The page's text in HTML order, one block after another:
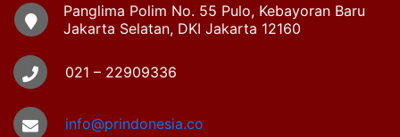
Panglima Polim No. 55 Pulo, Kebayoran Baru
Jakarta Selatan, DKI Jakarta 12160
021 – 22909336
info@prindonesia.co